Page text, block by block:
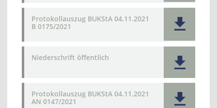
Protokollauszug BUKStA 04.11.2021
B 0175/2021
Niederschrift öffentlich
Protokollauszug BUKStA 04.11.2021
AN 0147/2021